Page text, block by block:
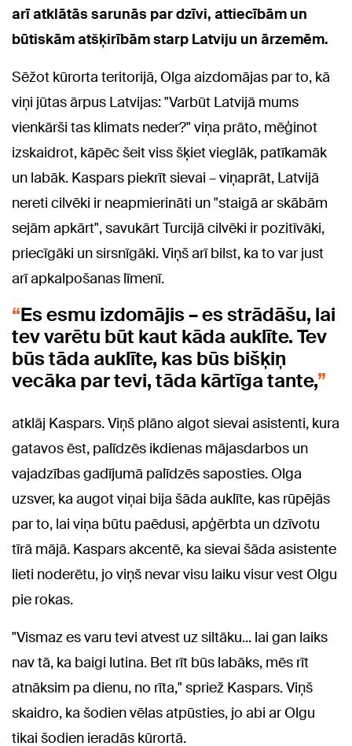
arī atklātās sarunās par dzīvi, attiecībām un
būtiskām atšķirībām starp Latviju un ārzemēm.
Sēžot kūrorta teritorijā, Olga aizdomājas par to, kā
viņi jūtas ārpus Latvijas: "Varbūt Latvijā mums
vienkārši tas klimats neder?" viņa prāto, mēģinot
izskaidrot, kāpēc šeit viss šķiet vieglāk, patīkamāk
un labāk. Kaspars piekrīt sievai – viņaprāt, Latvijā
nereti cilvēki ir neapmierināti un "staigā ar skābām
sejām apkārt", savukārt Turcijā cilvēki ir pozitīvāki,
priecīgāki un sirsnīgāki. Viņš arī bilst, ka to var just
arī apkalpošanas līmenī.
Es esmu izdomājis – es strādāšu, lai
tev varētu būt kaut kāda auklīte. Tev
būs tāda auklīte, kas būs bišķiņ
vecāka par tevi, tāda kārtīga tante,
atklāj Kaspars. Viņš plāno algot sievai asistenti, kura
gatavos ēst, palīdzēs ikdienas mājasdarbos un
vajadzības gadījumā palīdzēs saposties. Olga
uzsver, ka augot viņai bija šāda auklīte, kas rūpējās
par to, lai viņa būtu paēdusi, apģērbta un dzīvotu
tīrā mājā. Kaspars akcentē, ka sievai šāda asistente
lieti noderētu, jo viņš nevar visu laiku visur vest Olgu
pie rokas.
"Vismaz es varu tevi atvest uz siltāku... lai gan laiks
nav tā, ka baigi lutina. Bet rīt būs labāks, mēs rīt
atnāksim pa dienu, no rīta," spriež Kaspars. Viņš
skaidro, ka šodien vēlas atpūsties, jo abi ar Olgu
tikai šodien ieradās kūrortā.